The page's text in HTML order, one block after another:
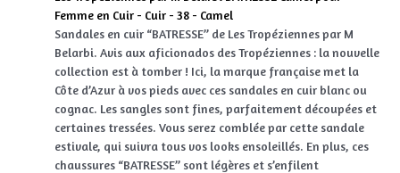
Femme en Cuir - Cuir - 38 - Camel
Sandales en cuir “BATRESSE” de Les Tropéziennes par M
Belarbi. Avis aux aficionados des Tropéziennes : la nouvelle
collection est à tomber ! Ici, la marque française met la
Côte d’Azur à vos pieds avec ces sandales en cuir blanc ou
cognac. Les sangles sont fines, parfaitement découpées et
certaines tressées. Vous serez comblée par cette sandale
estivale, qui suivra tous vos looks ensoleillés. En plus, ces
chaussures “BATRESSE” sont légères et s’enfilent